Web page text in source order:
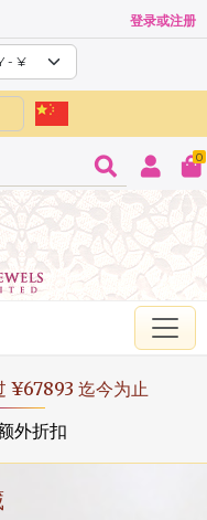
登录或注册
0
¥67893 迄今为止
外折扣